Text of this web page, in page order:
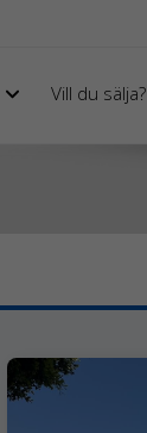
Vill du sälja?